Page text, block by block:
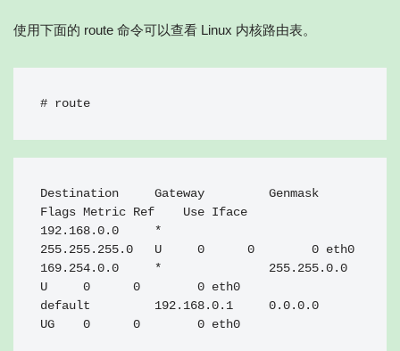
使用下面的 route 命令可以查看 Linux 内核路由表。
# route
Destination     Gateway         Genmask
Flags Metric Ref    Use Iface
192.168.0.0     *
255.255.255.0   U     0      0        0 eth0
169.254.0.0     *               255.255.0.0
U     0      0        0 eth0
default         192.168.0.1     0.0.0.0
UG    0      0        0 eth0